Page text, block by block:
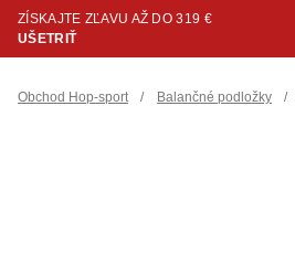
ZÍSKAJTE ZĽAVU AŽ DO 319 €
UŠETRIŤ
Obchod Hop-sport / Balančné podložky /